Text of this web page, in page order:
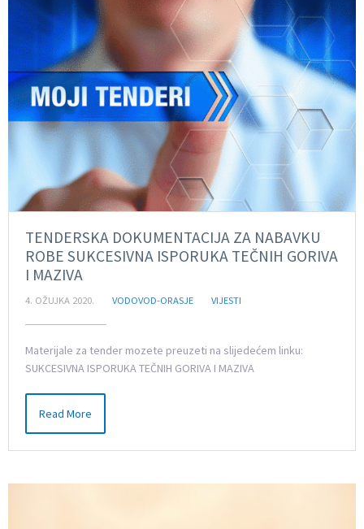
TENDERSKA DOKUMENTACIJA ZA NABAVKU
ROBE SUKCESIVNA ISPORUKA TEČNIH GORIVA
I MAZIVA
4. OŽUJKA 2020. VODOVOD-ORASJE VIJESTI
Materijale za tender mozete preuzeti na slijedećem linku:
SUKCESIVNA ISPORUKA TEČNIH GORIVA I MAZIVA
Read More